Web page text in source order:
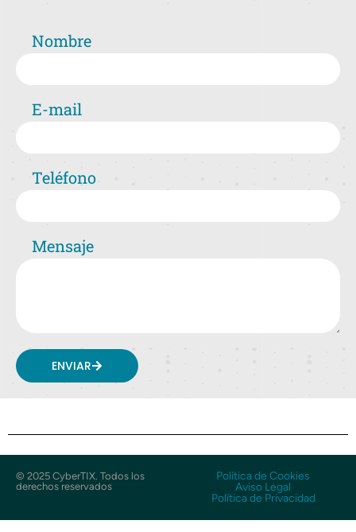
Nombre
E-mail
Teléfono
Mensaje
ENVIAR
© 2025 CyberTIX. Todos los
derechos reservados
Política de Cookies
Aviso Legal
Política de Privacidad